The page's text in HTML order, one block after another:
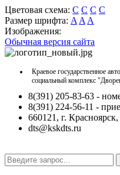
Цветовая схема: C C C C
Размер шрифта: A A A
Изображения:
Обычная версия сайта
Краевое государственное
социальный комплекс
8(391) 205-83-63 -
8(391) 224-56-11 -
660121, г.
dts@kskdts.ru